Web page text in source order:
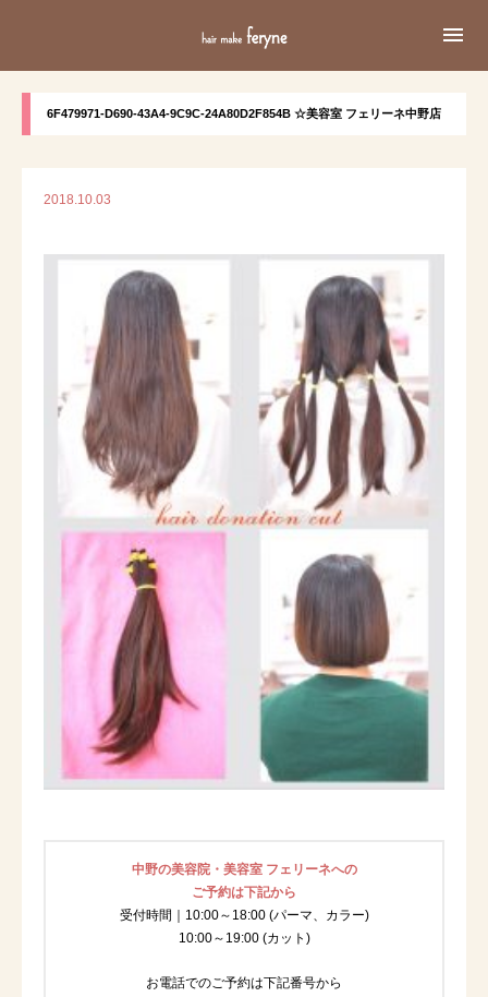

6F479971-D690-43A4-9C9C-24A80D2F854B ☆美容室 フェリーネ中野店
2018.10.03
中野の美容院・美容室 フェリーネへの
ご予約は下記から
受付時間｜10:00～18:00 (パーマ、カラー)
10:00～19:00 (カット)
お電話でのご予約は下記番号から